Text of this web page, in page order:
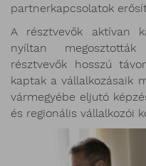
partnerkapcsolatok
A résztvevők aktívan
nyíltan
résztvevők hosszú
kaptak a vállalkozásaik
vármegyébe eljutó
és regionális vállalkozói